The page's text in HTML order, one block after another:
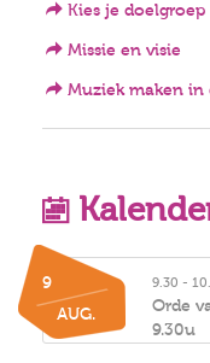
Kies je doelgroep
Missie en visie
Muziek maken in
9
AUG.
9.30 -
Orde
9.30u